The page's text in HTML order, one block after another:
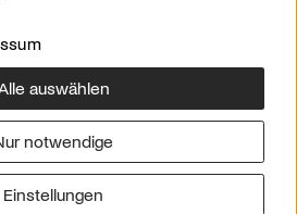
Downloads
Werben
Impressum
auswählen
notwendige
Einstellungen